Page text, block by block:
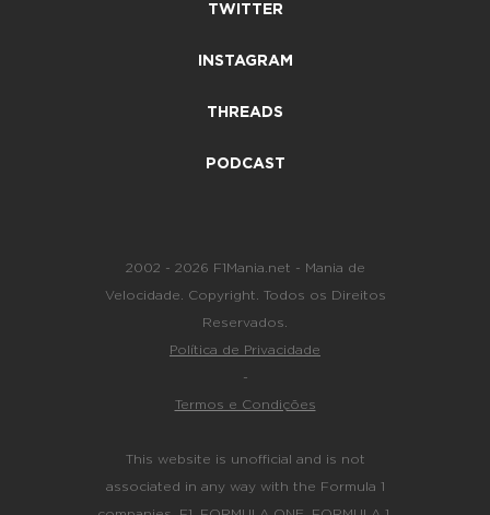
TWITTER
INSTAGRAM
THREADS
PODCAST
2002 - 2026 F1Mania.net - Mania de
Velocidade. Copyright. Todos os Direitos
Reservados.
Política de Privacidade
-
Termos e Condições
This website is unofficial and is not
associated in any way with the Formula 1